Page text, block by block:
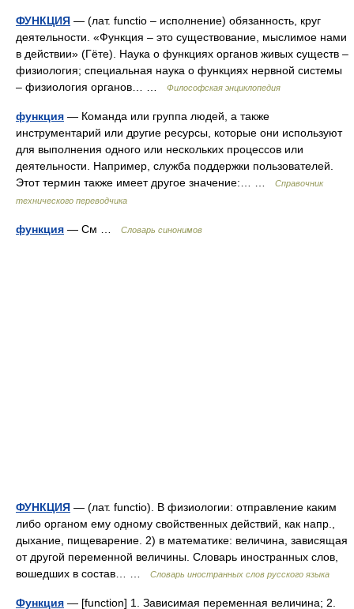
ФУНКЦИЯ — (лат. functio – исполнение) обязанность, круг
деятельности. «Функция – это существование, мыслимое нами
в действии» (Гёте). Наука о функциях органов живых существ –
физиология; специальная наука о функциях нервной системы
– физиология органов… …
Философская энциклопедия
функция — Команда или группа людей, а также
инструментарий или другие ресурсы, которые они используют
для выполнения одного или нескольких процессов или
деятельности. Например, служба поддержки пользователей.
Этот термин также имеет другое значение:… …
Справочник
технического переводчика
функция — См … Словарь синонимов
ФУНКЦИЯ — (лат. functio). В физиологии: отправление каким
либо органом ему одному свойственных действий, как напр.,
дыхание, пищеварение. 2) в математике: величина, зависящая
от другой переменной величины. Словарь иностранных слов,
вошедших в состав… …
Словарь иностранных слов русского языка
Функция — [function] 1. Зависимая переменная величина; 2.